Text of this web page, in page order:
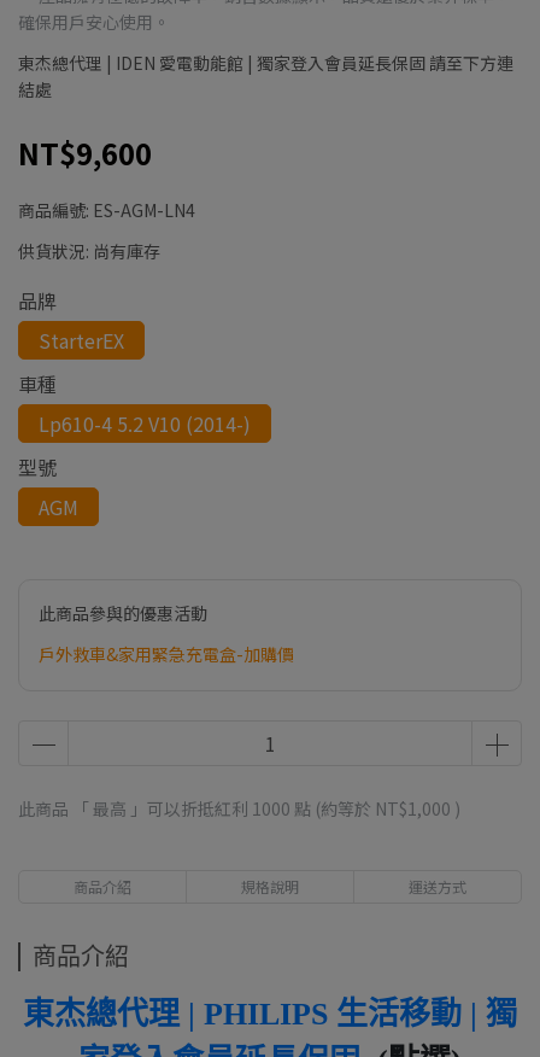
確保用戶安心使用。
東杰總代理 | IDEN 愛電動能館 | 獨家登入會員延長保固 請至下方連
結處
NT$9,600
商品編號: ES-AGM-LN4
供貨狀況: 尚有庫存
品牌
StarterEX
車種
Lp610-4 5.2 V10 (2014-)
型號
AGM
此商品參與的優惠活動
戶外救車&家用緊急充電盒-加購價
此商品 「 最高 」可以折抵紅利 1000 點 (約等於 NT$1,000 )
商品介紹 規格說明 運送方式
商品介紹
東杰總代理 | PHILIPS 生活移動 | 獨